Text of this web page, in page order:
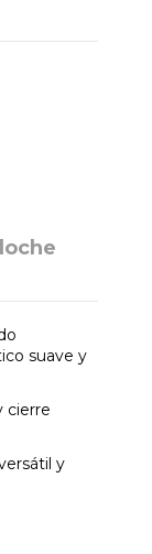
suave y
cierre
y